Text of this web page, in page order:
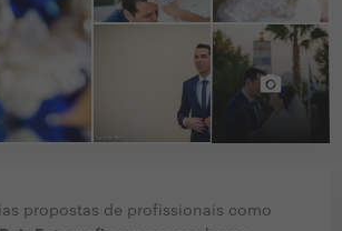
propostas de profissionais como